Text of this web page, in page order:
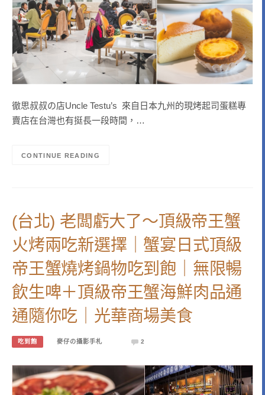
徹思叔叔の店Uncle Testu’s 來自日本九州的現烤起司蛋糕專
賣店在台灣也有挺長一段時間，…
CONTINUE READING
(台北) 老闆虧大了～頂級帝王蟹
火烤兩吃新選擇｜蟹宴日式頂級
帝王蟹燒烤鍋物吃到飽｜無限暢
飲生啤＋頂級帝王蟹海鮮肉品通
通隨你吃｜光華商場美食
吃到飽 麥仔の攝影手札 2